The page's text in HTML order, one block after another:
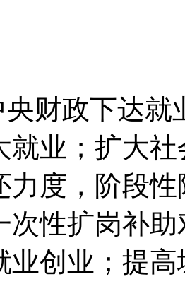
央财政下达就
就业；扩大
力度，阶段
次性扩岗补
业创业；提